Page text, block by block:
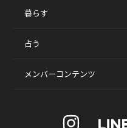
暮らす
占う
メンバーコンテンツ